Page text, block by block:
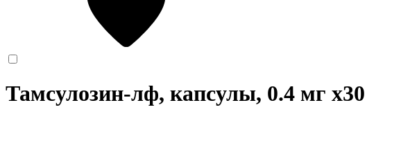
Тамсулозин-лф, капсулы, 0.4 мг x30